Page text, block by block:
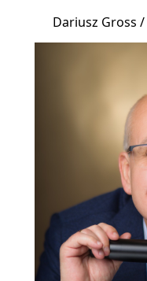
Dariusz Gross /